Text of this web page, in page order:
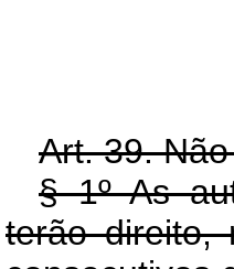
Art. 39.
§ 1º As
terão direito,